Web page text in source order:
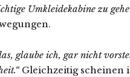
Umkleidekabine zu
glaube ich, gar nicht
Gleichzeitig scheinen